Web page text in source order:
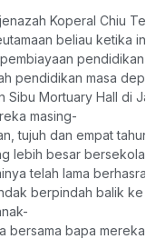
Koperal Chiu
beliau ketika
pendidikan masa
Sibu Mortuary Hall di
masing-
tujuh dan empat tahun.
lebih besar
telah lama
berpindah balik ke
bersama bapa